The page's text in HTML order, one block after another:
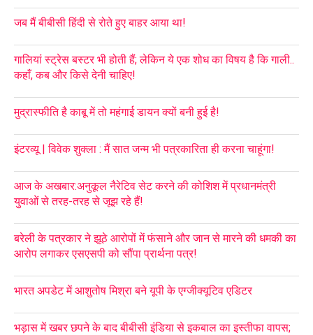
जब मैं बीबीसी हिंदी से रोते हुए बाहर आया था!
गालियां स्ट्रेस बस्टर भी होती हैं; लेकिन ये एक शोध का विषय है कि गाली..
कहाँ, कब और किसे देनी चाहिए!
मुद्रास्फीति है काबू में तो महंगाई डायन क्यों बनी हुई है!
इंटरव्यू | विवेक शुक्ला : मैं सात जन्म भी पत्रकारिता ही करना चाहूंगा!
आज के अखबार:अनुकूल नैरेटिव सेट करने की कोशिश में प्रधानमंत्री
युवाओं से तरह-तरह से जूझ रहे हैं!
बरेली के पत्रकार ने झूठे आरोपों में फंसाने और जान से मारने की धमकी का
आरोप लगाकर एसएसपी को सौंपा प्रार्थना पत्र!
भारत अपडेट में आशुतोष मिश्रा बने यूपी के एग्जीक्यूटिव एडिटर
भड़ास में खबर छपने के बाद बीबीसी इंडिया से इकबाल का इस्तीफा वापस;